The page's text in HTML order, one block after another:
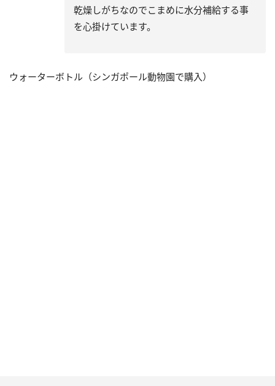
乾燥しがちなのでこまめに水分補給する事
を心掛けています。
ウォーターボトル（シンガポール動物園で購入）